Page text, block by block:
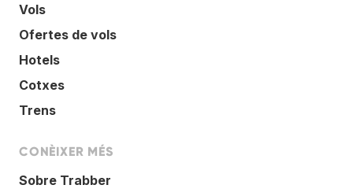
Vols
Ofertes de vols
Hotels
Cotxes
Trens
CONÈIXER MÉS
Sobre Trabber